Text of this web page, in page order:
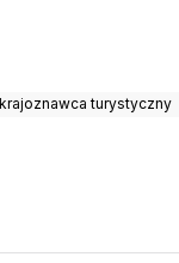
turystyczny